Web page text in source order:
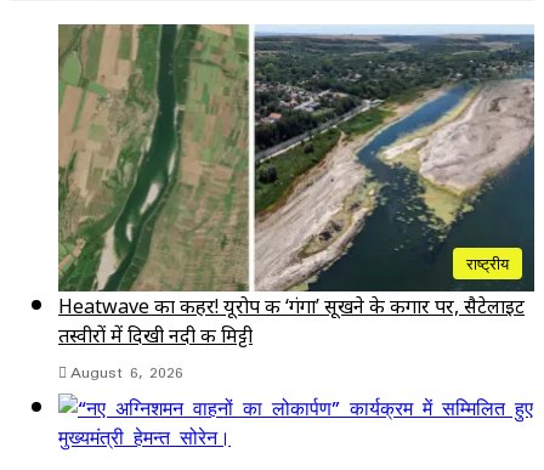
राष्ट्रीय
Heatwave का कहर! यूरोप की ‘गंगा’ सूखने के कगार पर, सैटेलाइट
तस्वीरों में दिखी नदी की मिट्टी
August 6, 2026